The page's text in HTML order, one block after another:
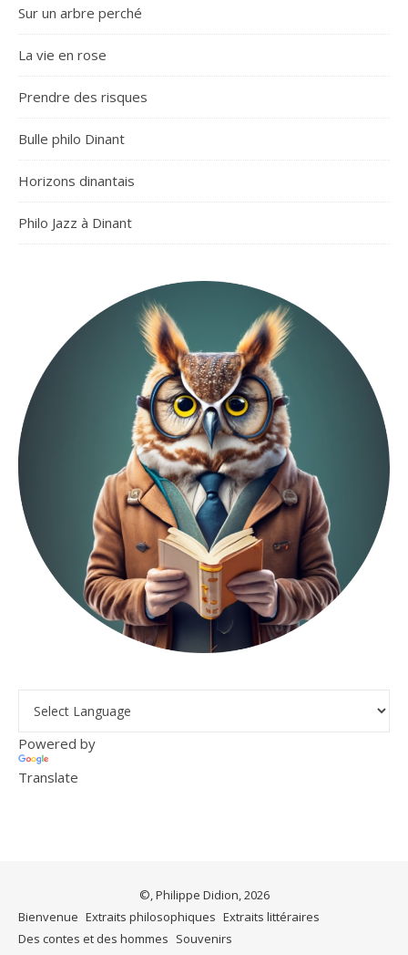
Sur un arbre perché
La vie en rose
Prendre des risques
Bulle philo Dinant
Horizons dinantais
Philo Jazz à Dinant
Powered by
Translate
©, Philippe Didion, 2026
Bienvenue Extraits philosophiques Extraits littéraires
Des contes et des hommes Souvenirs